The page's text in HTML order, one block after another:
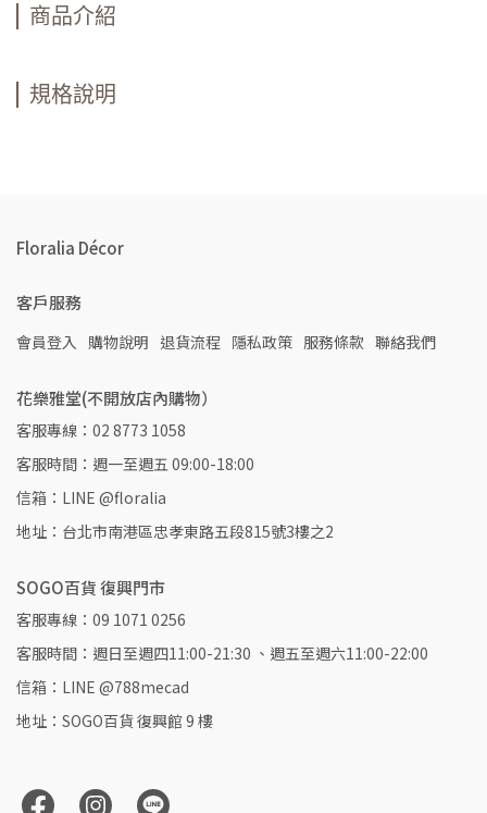
商品介紹
規格說明
Floralia Décor
客戶服務
會員登入 購物說明 退貨流程 隱私政策 服務條款 聯絡我們
花樂雅堂(不開放店內購物）
客服專線：02 8773 1058
客服時間：週一至週五 09:00-18:00
信箱：LINE @floralia
地址：台北市南港區忠孝東路五段815號3樓之2
SOGO百貨 復興門市
客服專線：09 1071 0256
客服時間：週日至週四11:00-21:30 、週五至週六11:00-22:00
信箱：LINE @788mecad
地址：SOGO百貨 復興館 9 樓